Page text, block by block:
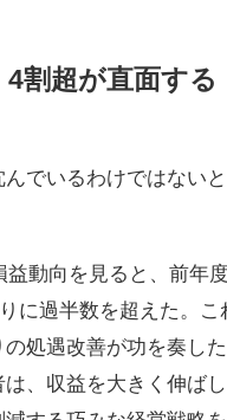
無償化や、「こども
といったシビアな基